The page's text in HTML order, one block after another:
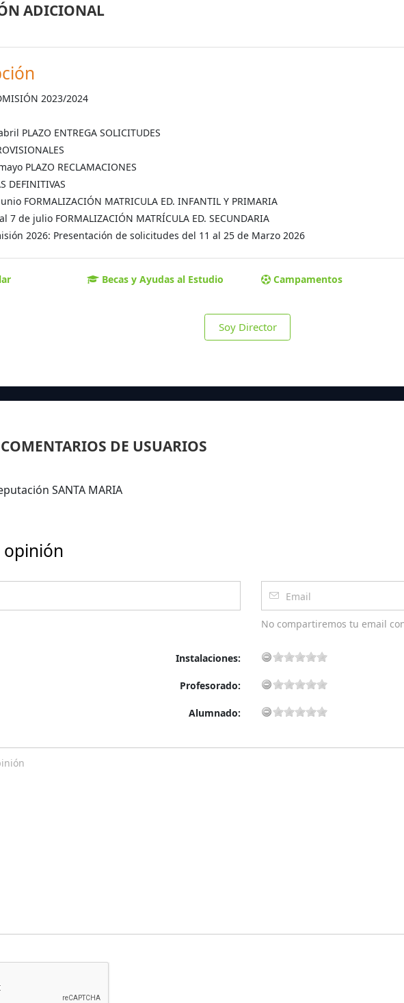
ADICIONAL
2023/2024
PLAZO ENTREGA SOLICITUDES
PLAZO RECLAMACIONES
DEFINITIVAS
FORMALIZACIÓN MATRICULA ED. INFANTIL Y PRIMARIA
7 de julio FORMALIZACIÓN MATRÍCULA ED. SECUNDARIA
2026: Presentación de solicitudes del 11 al 25 de Marzo 2026
Becas y Ayudas al Estudio Campamentos
Soy Director
DE USUARIOS
SANTA MARIA
No compartiremos tu email
Instalaciones:
Profesorado:
Alumnado: